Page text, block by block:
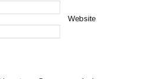
Website